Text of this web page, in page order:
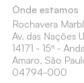
Onde estamos
Rochavera
Av. das Nações
14171 - 15º -
Amaro, São
04794-000